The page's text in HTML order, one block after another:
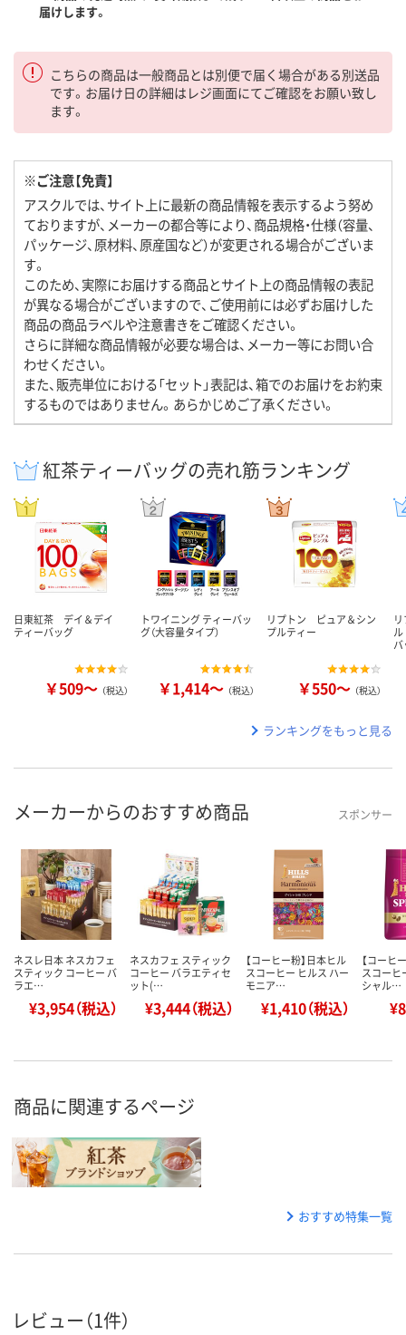
届けします。
こちらの商品は一般商品とは別便で届く場合がある別送品
です。お届け日の詳細はレジ画面にてご確認をお願い致し
ます。
※ご注意【免責】
アスクルでは、サイト上に最新の商品情報を表示するよう努め
ておりますが、メーカーの都合等により、商品規格・仕様（容量、
パッケージ、原材料、原産国など）が変更される場合がございま
す。
このため、実際にお届けする商品とサイト上の商品情報の表記
が異なる場合がございますので、ご使用前には必ずお届けした
商品の商品ラベルや注意書きをご確認ください。
さらに詳細な商品情報が必要な場合は、メーカー等にお問い合
わせください。
また、販売単位における「セット」表記は、箱でのお届けをお約束
するものではありません。あらかじめご了承ください。
紅茶ティーバッグの売れ筋ランキング
日東紅茶 デイ＆デイ
ティーバッグ
￥509～ （税込）
トワイニング ティーバッ
グ（大容量タイプ）
￥1,414～ （税込）
リプトン ピュア＆シン
プルティー
￥550～ （税込）
ランキングをもっと見る
メーカーからのおすすめ商品 スポンサー
ネスレ日本 ネスカフェ
スティック コーヒー バ
ラエ…
¥3,954（税込）
ネスカフェ スティック
コーヒー バラエティセ
ット(…
¥3,444（税込）
【コーヒー粉】日本ヒル
スコーヒー ヒルス ハー
モニア…
¥1,410（税込）
【コーヒ
スコーヒ
シャル…
商品に関連するページ
おすすめ特集一覧
レビュー（1件）